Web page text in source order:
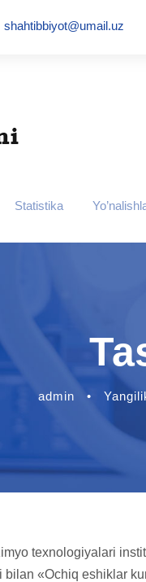
shahtibbiyot@umail.uz
Statistika
admin •
texnologiyalari
«Ochiq eshiklar